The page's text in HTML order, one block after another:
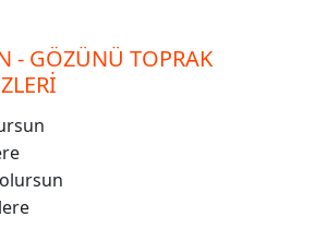
- GÖZÜNÜ TOPRAK